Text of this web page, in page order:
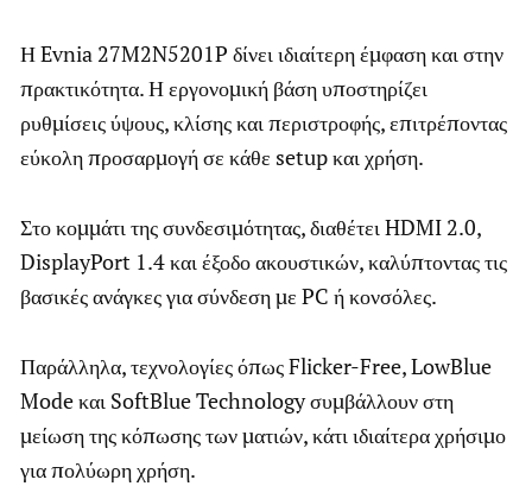
Η Evnia 27M2N5201P δίνει ιδιαίτερη έμφαση και στην
πρακτικότητα. Η εργονομική βάση υποστηρίζει
ρυθμίσεις ύψους, κλίσης και περιστροφής, επιτρέποντας
εύκολη προσαρμογή σε κάθε setup και χρήση.
Στο κομμάτι της συνδεσιμότητας, διαθέτει HDMI 2.0,
DisplayPort 1.4 και έξοδο ακουστικών, καλύπτοντας τις
βασικές ανάγκες για σύνδεση με PC ή κονσόλες.
Παράλληλα, τεχνολογίες όπως Flicker-Free, LowBlue
Mode και SoftBlue Technology συμβάλλουν στη
μείωση της κόπωσης των ματιών, κάτι ιδιαίτερα χρήσιμο
για πολύωρη χρήση.